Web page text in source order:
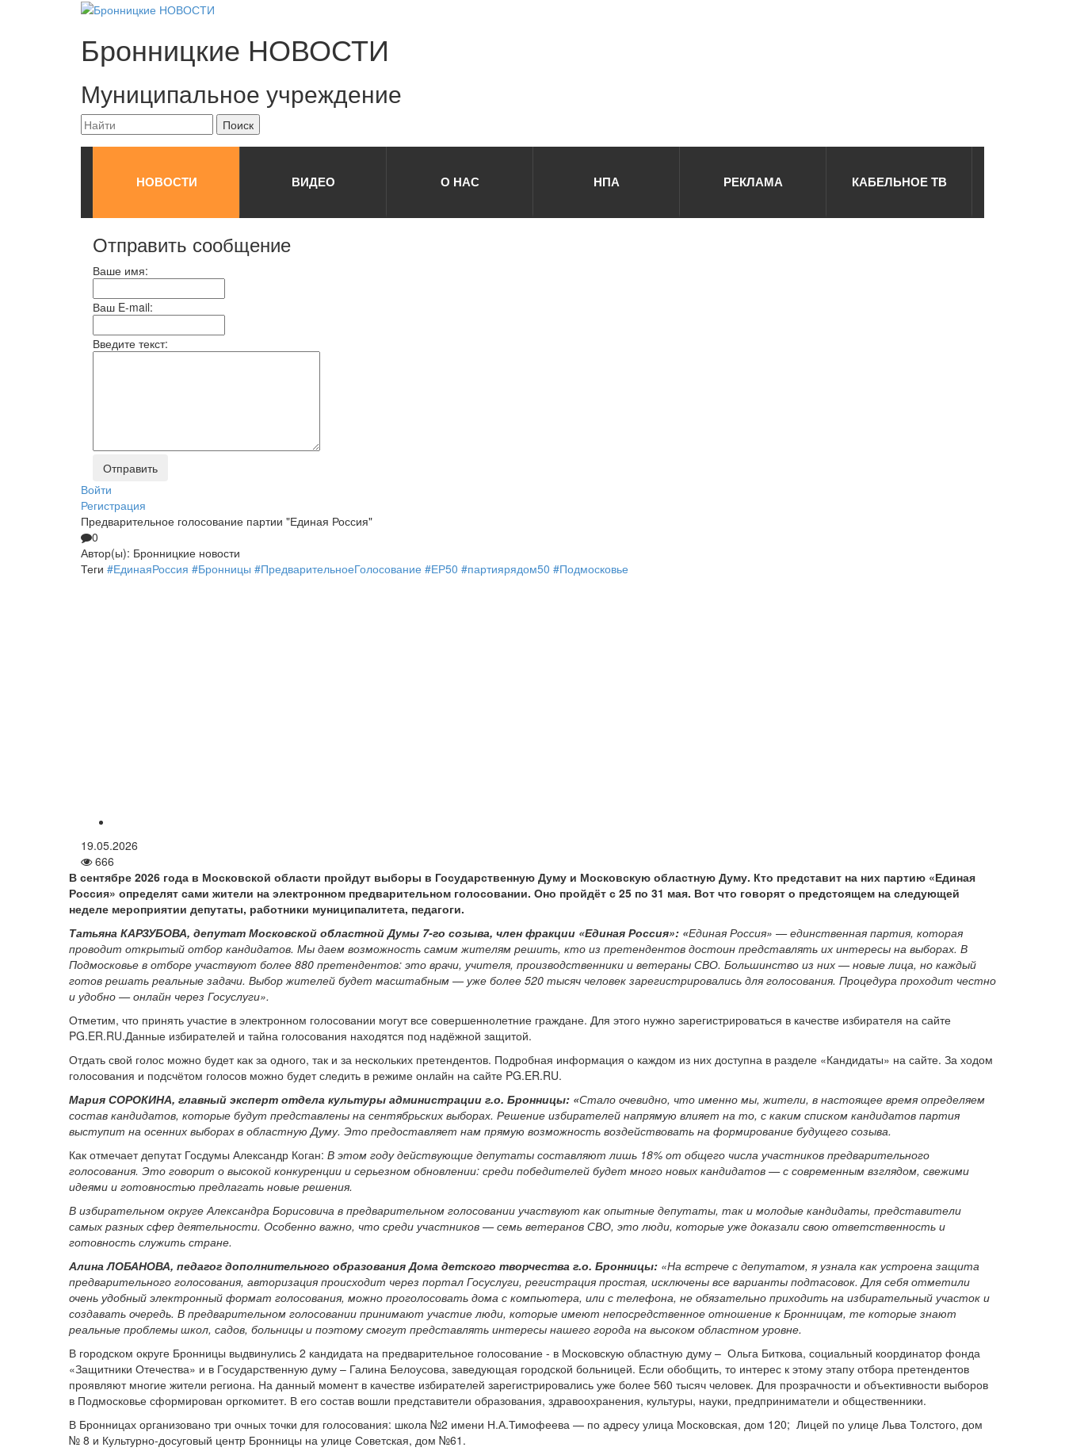
Бронницкие НОВОСТИ
Муниципальное учреждение
НОВОСТИ ВИДЕО О НАС НПА РЕКЛАМА КАБЕЛЬНОЕ ТВ
Отправить сообщение
Ваше имя:
Ваш E-mail:
Введите текст:
Войти
Регистрация
Предварительное голосование партии "Единая Россия"
0
Автор(ы): Бронницкие новости
Теги #ЕдинаяРоссия #Бронницы #ПредварительноеГолосование #ЕР50 #партиярядом50 #Подмосковье
19.05.2026
666
В сентябре 2026 года в Московской области пройдут выборы в Государственную Думу и Московскую областную Думу. Кто представит на них партию «Единая
Россия» определят сами жители на электронном предварительном голосовании. Оно пройдёт с 25 по 31 мая. Вот что говорят о предстоящем на следующей
неделе мероприятии депутаты, работники муниципалитета, педагоги.
Татьяна КАРЗУБОВА, депутат Московской областной Думы 7-го созыва, член фракции «Единая Россия»: «Единая Россия» — единственная партия, которая
проводит открытый отбор кандидатов. Мы даем возможность самим жителям решить, кто из претендентов достоин представлять их интересы на выборах. В
Подмосковье в отборе участвуют более 880 претендентов: это врачи, учителя, производственники и ветераны СВО. Большинство из них — новые лица, но каждый
готов решать реальные задачи. Выбор жителей будет масштабным — уже более 520 тысяч человек зарегистрировались для голосования. Процедура проходит честно
и удобно — онлайн через Госуслуги».
Отметим, что принять участие в электронном голосовании могут все совершеннолетние граждане. Для этого нужно зарегистрироваться в качестве избирателя на сайте
PG.ER.RU.Данные избирателей и тайна голосования находятся под надёжной защитой.
Отдать свой голос можно будет как за одного, так и за нескольких претендентов. Подробная информация о каждом из них доступна в разделе «Кандидаты» на сайте. За ходом
голосования и подсчётом голосов можно будет следить в режиме онлайн на сайте PG.ER.RU.
Мария СОРОКИНА, главный эксперт отдела культуры администрации г.о. Бронницы: «Стало очевидно, что именно мы, жители, в настоящее время определяем
состав кандидатов, которые будут представлены на сентябрьских выборах. Решение избирателей напрямую влияет на то, с каким списком кандидатов партия
выступит на осенних выборах в областную Думу. Это предоставляет нам прямую возможность воздействовать на формирование будущего созыва.
Как отмечает депутат Госдумы Александр Коган: В этом году действующие депутаты составляют лишь 18% от общего числа участников предварительного
голосования. Это говорит о высокой конкуренции и серьезном обновлении: среди победителей будет много новых кандидатов — с современным взглядом, свежими
идеями и готовностью предлагать новые решения.
В избирательном округе Александра Борисовича в предварительном голосовании участвуют как опытные депутаты, так и молодые кандидаты, представители
самых разных сфер деятельности. Особенно важно, что среди участников — семь ветеранов СВО, это люди, которые уже доказали свою ответственность и
готовность служить стране.
Алина ЛОБАНОВА, педагог дополнительного образования Дома детского творчества г.о. Бронницы: «На встрече с депутатом, я узнала как устроена защита
предварительного голосования, авторизация происходит через портал Госуслуги, регистрация простая, исключены все варианты подтасовок. Для себя отметили
очень удобный электронный формат голосования, можно проголосовать дома с компьютера, или с телефона, не обязательно приходить на избирательный участок и
создавать очередь. В предварительном голосовании принимают участие люди, которые имеют непосредственное отношение к Бронницам, те которые знают
реальные проблемы школ, садов, больницы и поэтому смогут представлять интересы нашего города на высоком областном уровне.
В городском округе Бронницы выдвинулись 2 кандидата на предварительное голосование - в Московскую областную думу – Ольга Биткова, социальный координатор фонда
«Защитники Отечества» и в Государственную думу – Галина Белоусова, заведующая городской больницей. Если обобщить, то интерес к этому этапу отбора претендентов
проявляют многие жители региона. На данный момент в качестве избирателей зарегистрировались уже более 560 тысяч человек. Для прозрачности и объективности выборов
в Подмосковье сформирован оргкомитет. В его состав вошли представители образования, здравоохранения, культуры, науки, предприниматели и общественники.
В Бронницах организовано три очных точки для голосования: школа №2 имени Н.А.Тимофеева — по адресу улица Московская, дом 120; Лицей по улице Льва Толстого, дом
№ 8 и Культурно-досуговый центр Бронницы на улице Советская, дом №61.